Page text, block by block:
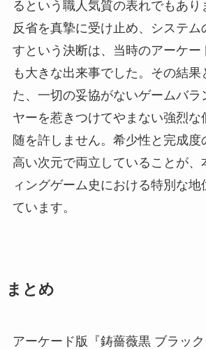
るという職人気質の表れでもあり
反省を真摯に受け止め、システム
すという決断は、当時のアーケー
も大きな出来事でした。その結果
た、一切の妥協がないゲームバラ
ヤーを惹きつけてやまない強烈な
随を許しません。希少性と完成度
高い次元で両立していることが、
ィングゲーム史における特別な
ています。
まとめ
アーケード版『鋳薔薇黒 ブラック